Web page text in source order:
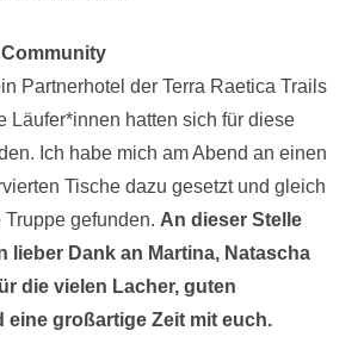
Partnerhotel der Terra Raetica Trails
Läufer*innen hatten sich für diese
Ich habe mich am Abend an einen
Tische dazu gesetzt und gleich
gefunden. An dieser Stelle
lieber Dank an Martina, Natascha
die vielen Lacher, guten
eine großartige Zeit mit euch.